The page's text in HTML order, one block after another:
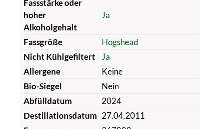
Fassstärke oder
hoher
Alkoholgehalt
Ja
Fassgröße
Hogshead
Nicht Kühlgefiltert
Ja
Allergene
Keine
Bio-Siegel
Nein
Abfülldatum
2024
Destillationsdatum 27.04.2011